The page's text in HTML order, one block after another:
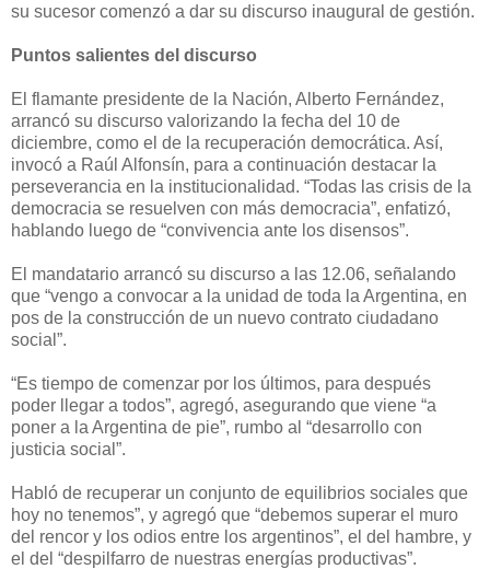
su sucesor comenzó a dar su discurso inaugural de gestión.
Puntos salientes del discurso
El flamante presidente de la Nación, Alberto Fernández,
arrancó su discurso valorizando la fecha del 10 de
diciembre, como el de la recuperación democrática. Así,
invocó a Raúl Alfonsín, para a continuación destacar la
perseverancia en la institucionalidad. “Todas las crisis de la
democracia se resuelven con más democracia”, enfatizó,
hablando luego de “convivencia ante los disensos”.
El mandatario arrancó su discurso a las 12.06, señalando
que “vengo a convocar a la unidad de toda la Argentina, en
pos de la construcción de un nuevo contrato ciudadano
social”.
“Es tiempo de comenzar por los últimos, para después
poder llegar a todos”, agregó, asegurando que viene “a
poner a la Argentina de pie”, rumbo al “desarrollo con
justicia social”.
Habló de recuperar un conjunto de equilibrios sociales que
hoy no tenemos”, y agregó que “debemos superar el muro
del rencor y los odios entre los argentinos”, el del hambre, y
el del “despilfarro de nuestras energías productivas”.